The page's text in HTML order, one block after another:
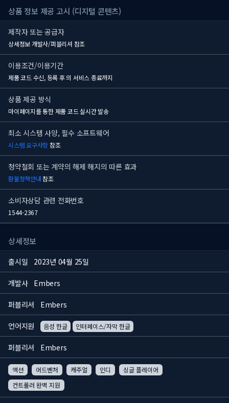
상품 정보 제공 고시 (디지털 콘텐츠)
제작자 또는 공급자
상세정보 개발사/퍼블리셔 참조
이용조건/이용기간
제품 코드 수신, 등록 후의 서비스 종료까지
상품 제공 방식
마이페이지를 통한 제품 코드 실시간 발송
최소 시스템 사양, 필수 소프트웨어
시스템 요구사항참조
청약철회 또는 계약의 해제 해지의 따른 효과
환불정책안내참조
소비자상담 관련 전화번호
1544-2367
상세정보
출시일 2023년 04월 25일
개발사 Embers
퍼블리셔 Embers
언어지원 음성 한글 인터페이스/자막 한글
퍼블리셔 Embers
액션 어드벤처 캐주얼 인디
싱글 플레이어
컨트롤러 완벽 지원